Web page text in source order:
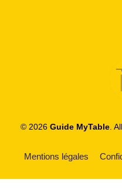
© 2026 Guide MyTable.
Mentions légales